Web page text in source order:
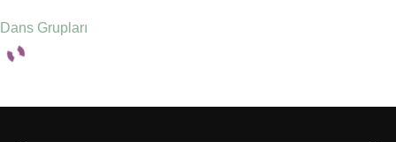
Dans Grupları